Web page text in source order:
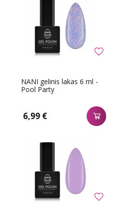
NANI gelinis lakas 6 ml -
Pool Party
6,99 €